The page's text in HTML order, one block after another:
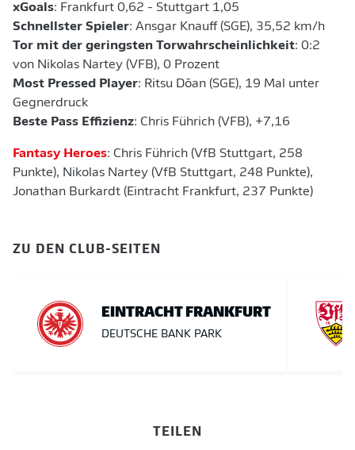
xGoals: Frankfurt 0,62 - Stuttgart 1,05
Schnellster Spieler: Ansgar Knauff (SGE), 35,52 km/h
Tor mit der geringsten Torwahrscheinlichkeit: 0:2
von Nikolas Nartey (VFB), 0 Prozent
Most Pressed Player: Ritsu Dōan (SGE), 19 Mal unter
Gegnerdruck
Beste Pass Effizienz: Chris Führich (VFB), +7,16
Fantasy Heroes: Chris Führich (VfB Stuttgart, 258
Punkte), Nikolas Nartey (VfB Stuttgart, 248 Punkte),
Jonathan Burkardt (Eintracht Frankfurt, 237 Punkte)
ZU DEN CLUB-SEITEN
EINTRACHT FRANKFURT
DEUTSCHE BANK PARK
TEILEN